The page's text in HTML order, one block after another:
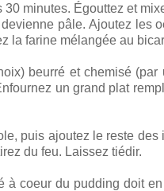
minutes. Égouttez et
pâle. Ajoutez les
la farine mélangée au
beurré et chemisé
un grand plat
puis ajoutez le reste
du feu. Laissez tiédir.
coeur du pudding doit